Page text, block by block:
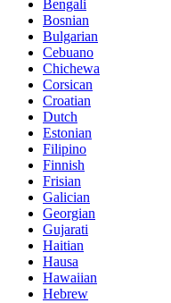
Bengali
Bosnian
Bulgarian
Cebuano
Chichewa
Corsican
Croatian
Dutch
Estonian
Filipino
Finnish
Frisian
Galician
Georgian
Gujarati
Haitian
Hausa
Hawaiian
Hebrew